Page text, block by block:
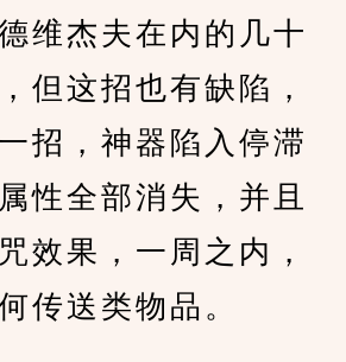
维杰夫在内的几十
但这招也有缺陷，
招，神器陷入停滞
性全部消失，并且
效果，一周之内，
传送类物品。